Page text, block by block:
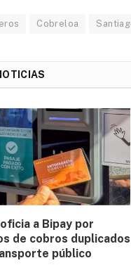
Cobreloa
a Bipay por
de cobros duplicados
público